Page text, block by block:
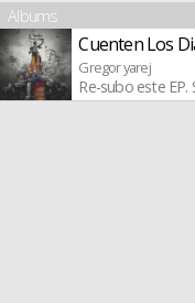
Albums
Cuenten Los
Gregor yarej
Re-subo este